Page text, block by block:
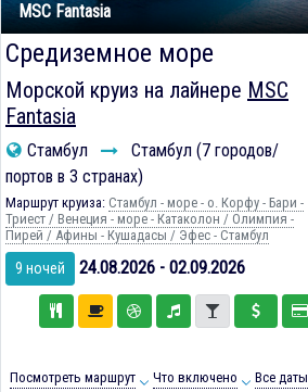
MSC Fantasia
Средиземное море
Морской круиз на лайнере MSC
Fantasia
Стамбул
Стамбул (7 городов/
портов в 3 странах)
Маршрут круиза: Стамбул - море - о. Корфу - Бари -
Триест / Венеция - море - Катаколон / Олимпия -
Пирей / Афины - Кушадасы / Эфес - Стамбул
9 ночей 24.08.2026 - 02.09.2026
Посмотреть маршрут Что включено Все даты